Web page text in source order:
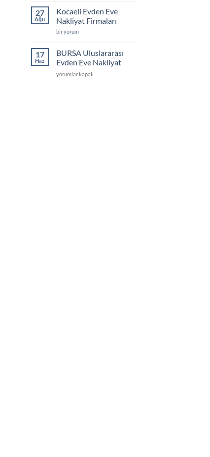
Eşyası
Depolama
için
27
Ağu
Kocaeli Evden Eve
Nakliyat Firmaları
Kocaeli
Nakliyat
Firmaları
için
bir yorum
17
Haz
BURSA Uluslararası
Evden Eve Nakliyat
BURSA
yorumlar kapalı